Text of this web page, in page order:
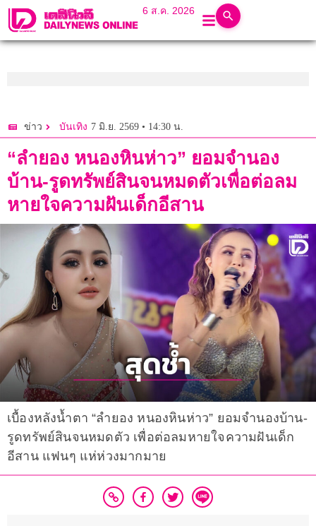
6 ส.ค. 2026
ข่าว บันเทิง 7 มิ.ย. 2569 • 14:30 น.
“ลำยอง หนองหินห่าว” ยอมจำนอง
บ้าน-รูดทรัพย์สินจนหมดตัวเพื่อต่อลม
หายใจความฝันเด็กอีสาน
เบื้องหลังน้ำตา “ลำยอง หนองหินห่าว” ยอมจำนองบ้าน-
รูดทรัพย์สินจนหมดตัว เพื่อต่อลมหายใจความฝันเด็ก
อีสาน แฟนๆ แห่ห่วงมากมาย